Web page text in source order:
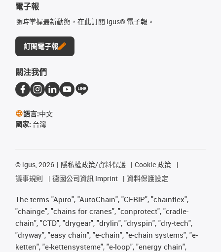
電子報
隨時掌握最新動態，在此訂閱 igus® 電子報。
訂閱電子報
關注我們
語言:中文
國家: 台灣
© igus, 2026 隱私權政策/資料保護
Cookie 政策
議事規則
德國公司資訊 Imprint 資料保護設定
The terms "Apiro", "AutoChain", "CFRIP", "chainflex",
"chainge", "chains for cranes", "conprotect", "cradle-
chain", "CTD", "drygear", "drylin", "dryspin", "dry-tech",
"dryway", "easy chain", "e-chain", "e-chain systems", "e-
ketten", "e-kettensysteme", "e-loop", "energy chain",